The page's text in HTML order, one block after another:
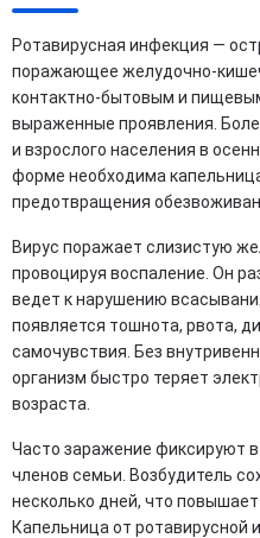
Ротавирусная инфекция —
поражающее желудочно-
контактно-бытовым и
выраженные проявления.
и взрослого населения в
форме необходима
предотвращения
Вирус поражает слизистую
провоцируя воспаление. Он
ведет к нарушению
появляется тошнота, рвота,
самочувствия. Без
организм быстро теряет
возраста.
Часто заражение фиксируют в
членов семьи. Возбудитель
несколько дней, что
Капельница от ротавирусной